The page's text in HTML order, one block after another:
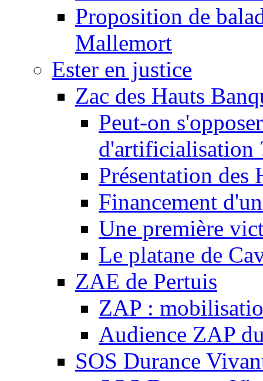
Proposition de
Mallemort
Ester en justice
Zac des Hauts
Peut-on
d'artificialisation
Présentation des
Financement
Une première
Le platane de
ZAE de Pertuis
ZAP :
Audience ZAP
SOS Durance